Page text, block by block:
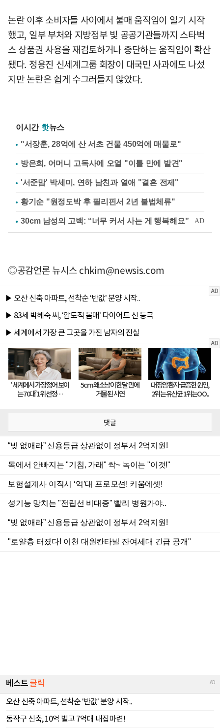
논란 이후 소비자들 사이에서 불매 움직임이 일기 시작
했고, 일부 부처와 지방정부 빛 공공기관들까지 스타벅
스 상품권 사용을 재검토하거나 중단하는 움직임이 확산
됐다. 정용진 신세계그룹 회장이 대국민 사과에도 나섰
지만 논란은 쉽게 수그러들지 않았다.
이시간 핫뉴스
"서장훈, 28억에 산 서초 건물 450억에 매물로"
방은희, 어머니 고독사에 오열 "이틀 만에 발견"
'서준맘' 박세미, 연하 남친과 열애 "결혼 전제"
황기순 "원정도박 후 필리핀서 2년 불법체류"
◎공감언론 뉴시스chkim@newsis.com
댓글